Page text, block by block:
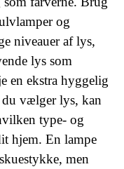
og
niveauer af lys,
lys som
en ekstra hyggelig
vælger lys, kan
type- og
hjem. En lampe
men